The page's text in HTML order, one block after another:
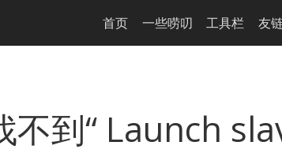
首页 一些唠叨 工具栏 友
不到“ Launch